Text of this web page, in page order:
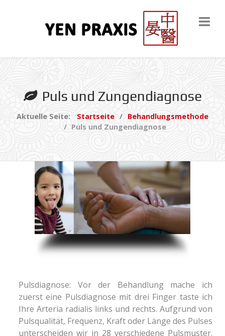
Puls und Zungendiagnose
Aktuelle Seite: Startseite
Behandlungsmethode
Puls und Zungendiagnose
Pulsdiagnose: Vor der Behandlung mache ich
zuerst eine Pulsdiagnose mit drei Finger taste ich
Ihre Arteria radialis links und rechts. Aufgrund von
Pulsqualität, Frequenz, Kraft oder Länge des Pulses
unterscheiden wir in 28 verschiedene Pulsmuster.